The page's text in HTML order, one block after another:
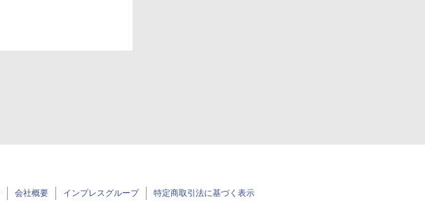
会社概要 インプレスグループ 特定商取引法に基づく表示